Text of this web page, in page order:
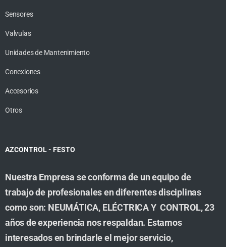
Sensores
Valvulas
Unidades de Mantenimiento
Conexiones
Accesorios
Otros
AZCONTROL - FESTO
Nuestra Empresa se conforma de un equipo de
trabajo de profesionales en diferentes disciplinas
como son: NEUMÁTICA, ELÉCTRICA Y CONTROL, 23
años de experiencia nos respaldan. Estamos
interesados en brindarle el mejor servicio,